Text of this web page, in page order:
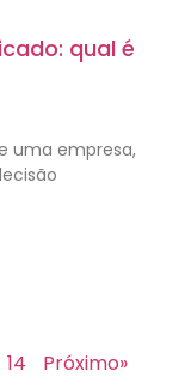
qual é
uma empresa,
14 Próximo»